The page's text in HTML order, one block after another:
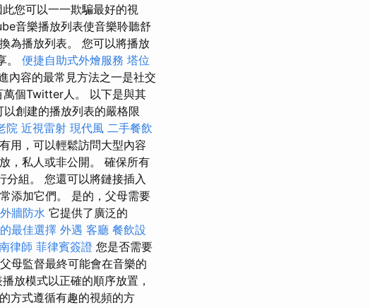
您可以一一欺騙最好的視
音樂播放列表使音樂聆聽舒
為播放列表。 您可以將播放
。 便捷自助式外燴服務 塔位
內容的最常見方法之一是社交
萬個Twitter人。 以下是與其
創建的播放列表的嚴格限
院 近視雷射 現代風 二手餐飲
用，可以輕鬆訪問大型內容
，私人或非公開。 確保所有
分組。 您還可以將鏈接插入
添加它們。 是的，父母需要
外牆防水 它提供了廣泛的
最佳選擇 外遇 客廳 餐飲設
律師 菲律賓簽證 您是否需要
母監督最終可能會在音樂的
放模式以正確的順序放置，
方式遵循有趣的視頻的方